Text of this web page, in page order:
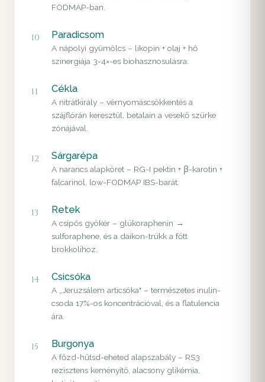
FODMAP-ban.
10 Paradicsom
A nápolyi gyümölcs – likopin + olaj + hő
szinergiája 3-4×-es biohasznosulásra.
11 Cékla
A nitrátkirály – vérnyomáscsökkentés a
szájflórán keresztül, betalain a vesekő szürke
zónájával.
12 Sárgarépa
A narancs alapköret – RG-I pektin + β-karotin +
falcarinol, low-FODMAP IBS-barát.
13 Retek
A csípős gyökér – glükoraphenin →
sulforaphene, és a daikon-trükk a főtt
brokkolihoz.
14 Csicsóka
A „Jeruzsálem articsóka" – természetes inulin-
csoda 17%-os koncentrációval, és a flatulencia
ára.
15 Burgonya
A főzd-hűtsd-eheted alapszabály – RS3
rezisztens keményítő, alacsony glikémia,